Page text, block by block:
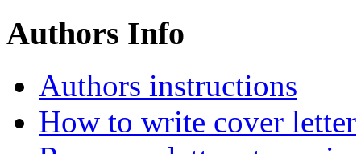
Authors Info
Authors instructions
How to write cover letter